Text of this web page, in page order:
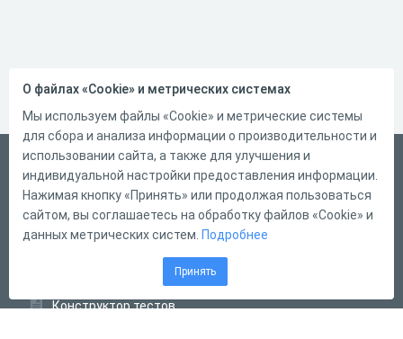
Русский
Справка
Форма обратной связи
Конструктор тестов
О файлах «Cookie» и метрических системах
Мы используем файлы «Cookie» и метрические системы
для сбора и анализа информации о производительности и
использовании сайта, а также для улучшения и
индивидуальной настройки предоставления информации.
Нажимая кнопку «Принять» или продолжая пользоваться
сайтом, вы соглашаетесь на обработку файлов «Cookie» и
данных метрических систем. Подробнее
Принять